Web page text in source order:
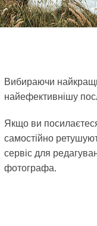
Вибираючи
найефективнішу
Якщо ви
самостійно
сервіс для
фотографа.